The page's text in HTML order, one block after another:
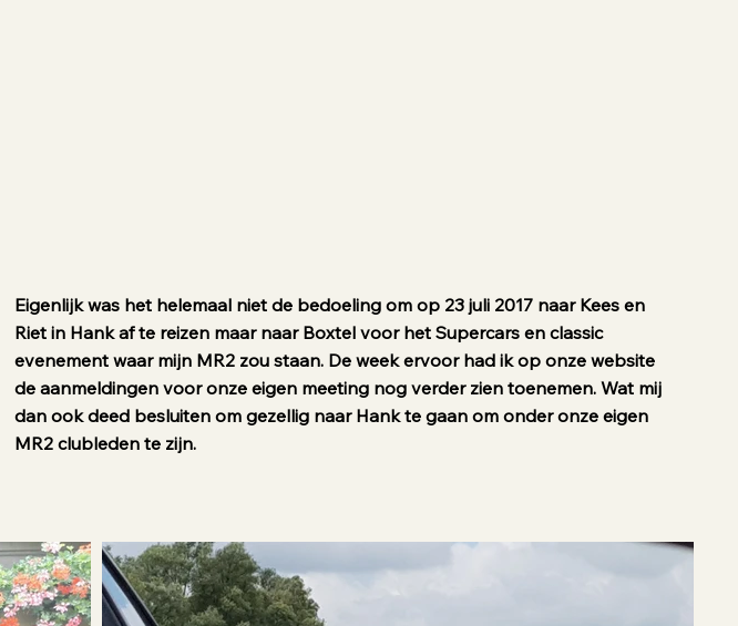
Eigenlijk was het helemaal niet de bedoeling om op 23 juli 2017 naar Kees en
Riet in Hank af te reizen maar naar Boxtel voor het Supercars en classic
evenement waar mijn MR2 zou staan. De week ervoor had ik op onze website
de aanmeldingen voor onze eigen meeting nog verder zien toenemen. Wat mij
dan ook deed besluiten om gezellig naar Hank te gaan om onder onze eigen
MR2 clubleden te zijn.